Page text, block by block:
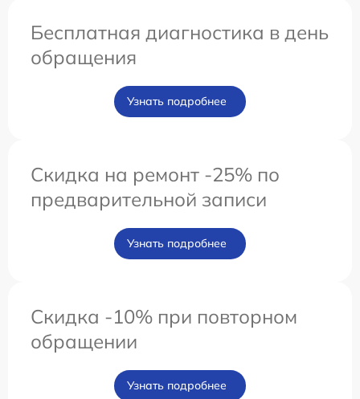
Бесплатная диагностика в день
обращения
Узнать подробнее
Скидка на ремонт -25% по
предварительной записи
Узнать подробнее
Скидка -10% при повторном
обращении
Узнать подробнее